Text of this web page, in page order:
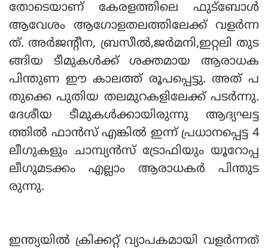
തോടെയാണ് കേരളത്തിലെ ഫുട്‌ബോള്‍
ആവേശം ആഗോളതലത്തിലേക്ക് വളര്‍ന്ന
ത്. അര്‍ജന്റീന, ബ്രസീല്‍,ജര്‍മനി,ഇറ്റലി തുട
ങ്ങിയ ടീമുകള്‍ക്ക് ശക്തമായ ആരാധക
പിന്തുണ ഈ കാലത്ത് രൂപപ്പെട്ടു. അത് പ
തുക്കെ പുതിയ തലമുറകളിലേക്ക് പടര്‍ന്നു.
ദേശീയ ടീമുകള്‍ക്കായിരുന്നു ആദ്യഘട്ട
ത്തില്‍ ഫാന്‍സ് എങ്കില്‍ ഇന്ന് പ്രധാനപ്പെട്ട 4
ലീഗുകളും ചാമ്പ്യന്‍സ് ട്രോഫിയും യൂറോപ്പ
ലീഗുമടക്കം എല്ലാം ആരാധകര്‍ പിന്തുട
രുന്നു.
ഇന്ത്യയില്‍ ക്രിക്കറ്റ് വ്യാപകമായി വളര്‍ന്നത്